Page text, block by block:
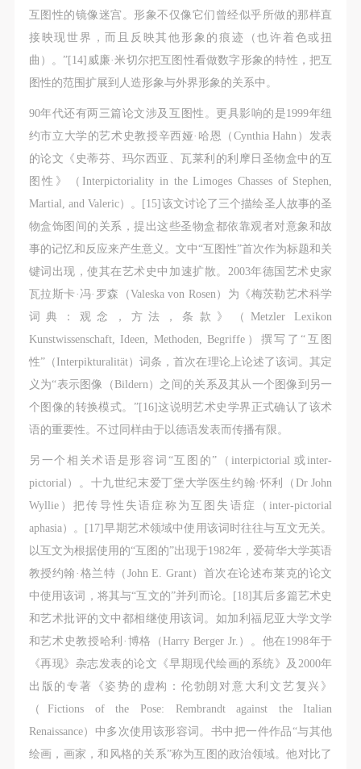
互图性的镜像迷宫。形象不仅像它们曾经似乎所做的那样直
接映现世界，而且反映其他形象的痕迹（也许着色或扭
曲）。”[14]威廉·米切尔把互图性看做数字形象的特性，把互
图性的范围扩展到人造形象与外界形象的关系中。
90年代还有两三篇论文涉及互图性。更具影响的是1999年纽
约市立大学的艺术史教授辛西娅·哈恩（Cynthia Hahn）发表
的论文《史蒂芬、玛尔西亚、瓦莱利的利摩日圣物盒中的互
图性》（Interpictoriality in the Limoges Chasses of Stephen,
Martial, and Valeric）。[15]该文讨论了三个描绘圣人故事的圣
物盒饰图间的关系，提出这些圣物盒都依靠观者对意象和故
事的记忆和反应来产生意义。文中“互图性”首次作为标题和关
键词出现，使其在艺术史中加速扩散。2003年德国艺术史家
瓦拉斯卡·冯·罗森（Valeska von Rosen）为《梅茨勒艺术科学
词典：观念，方法，条款》（Metzler Lexikon
Kunstwissenschaft, Ideen, Methoden, Begriffe）撰写了“互图
性”（Interpikturalität）词条，首次在理论上论述了该词。其定
义为“表示图像（Bildern）之间的关系及其从一个图像到另一
个图像的转换模式。”[16]这说明艺术史学界正式确认了该术
语的重要性。不过同样由于以德语发表而传播有限。
另一个相关术语是形容词“互图的”（interpictorial 或inter-
pictorial）。十九世纪末爱丁堡大学医生约翰·怀利（Dr John
Wyllie）把传导性失语症称为互图失语症（inter-pictorial
aphasia）。[17]早期艺术领域中使用该词时往往与互文无关。
以互文为根据使用的“互图的”出现于1982年，爱荷华大学英语
教授约翰·格兰特（John E. Grant）首次在论述布莱克的论文
中使用该词，将其与“互文的”并列而论。[18]其后多篇艺术史
和艺术批评的文中都相继使用该词。如加利福尼亚大学文学
和艺术史教授哈利·博格（Harry Berger Jr.）。他在1998年于
《再现》杂志发表的论文《早期现代绘画的系统》及2000年
出版的专著《姿势的虚构：伦勃朗对意大利文艺复兴》
（Fictions of the Pose: Rembrandt against the Italian
Renaissance）中多次使用该形容词。书中把一件作品“与其他
绘画，画家，和风格的关系”称为互图的政治领域。他对比了